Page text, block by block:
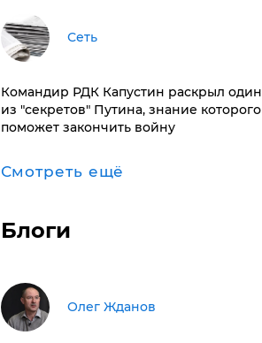
Сеть
Командир РДК Капустин раскрыл один
из "секретов" Путина, знание которого
поможет закончить войну
Смотреть ещё
Блоги
Олег Жданов